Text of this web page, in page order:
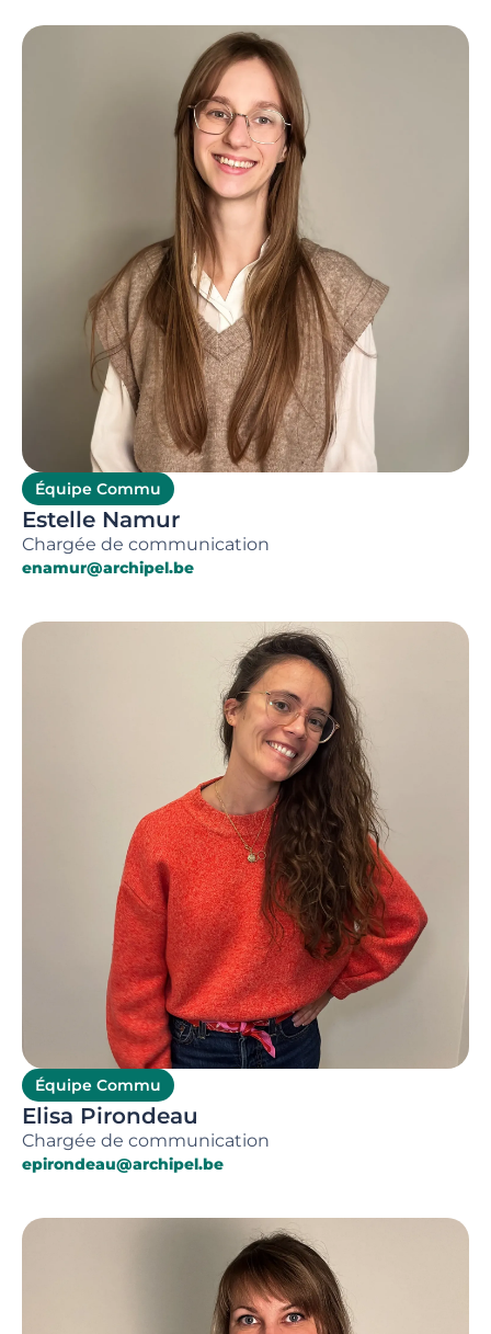
Équipe Commu
Estelle Namur
Chargée de communication
enamur@archipel.be
Équipe Commu
Elisa Pirondeau
Chargée de communication
epirondeau@archipel.be